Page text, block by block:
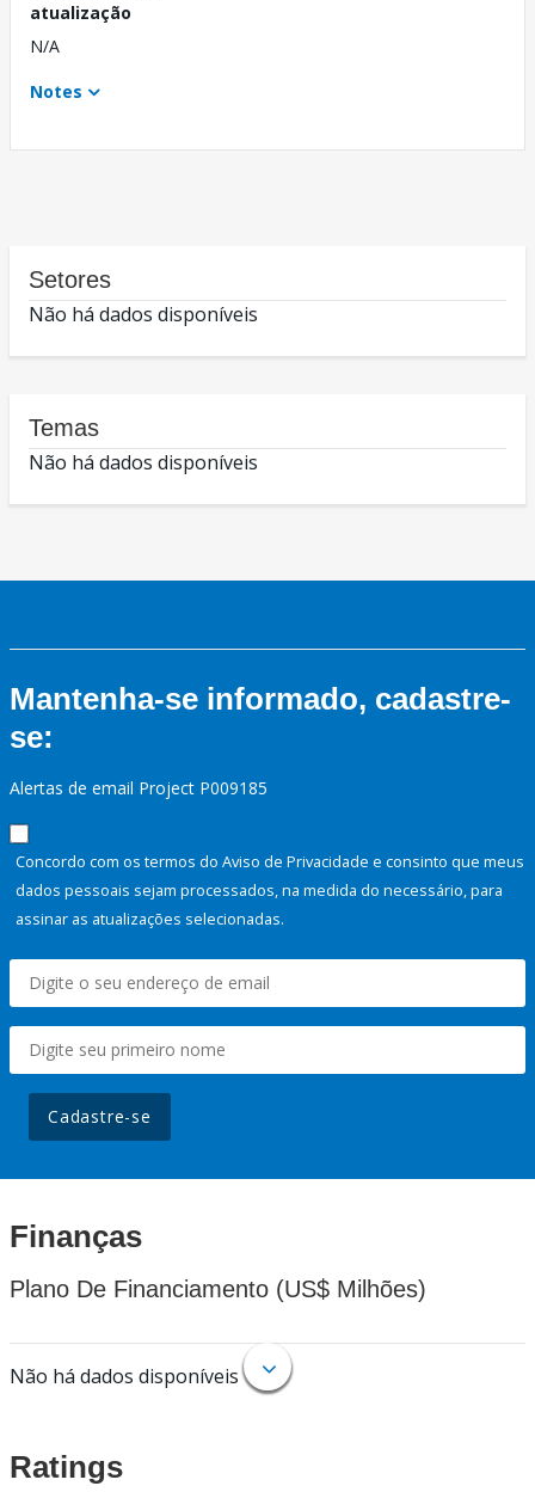
atualização
N/A
Notes
Setores
Não há dados disponíveis
Temas
Não há dados disponíveis
Mantenha-se informado, cadastre-
se:
Alertas de email Project P009185
Concordo com os termos do Aviso de Privacidade e consinto que meus
dados pessoais sejam processados, na medida do necessário, para
assinar as atualizações selecionadas.
Cadastre-se
Finanças
Plano De Financiamento (US$ Milhões)
Não há dados disponíveis
Ratings